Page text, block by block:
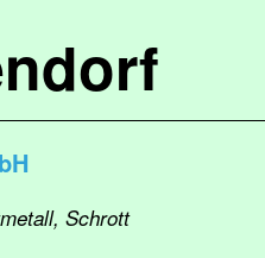
Schrott